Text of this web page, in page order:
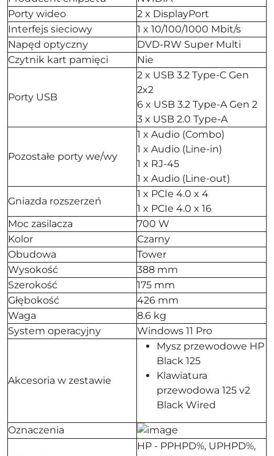
Porty wideo
2 x DisplayPort
Interfejs sieciowy
1 x 10/100/1000 Mbit/s
Napęd optyczny
DVD-RW Super Multi
Czytnik kart pamięci
Nie
Porty USB
2 x USB 3.2 Type-C Gen
2x2
6 x USB 3.2 Type-A Gen 2
3 x USB 2.0 Type-A
Pozostałe porty we/wy
1 x Audio (Combo)
1 x Audio (Line-in)
1 x RJ-45
1 x Audio (Line-out)
Gniazda rozszerzeń
1 x PCIe 4.0 x 4
1 x PCIe 4.0 x 16
Moc zasilacza
700 W
Kolor
Czarny
Obudowa
Tower
Wysokość
388 mm
Szerokość
175 mm
Głębokość
426 mm
Waga
8.6 kg
System operacyjny
Windows 11 Pro
Akcesoria w zestawie
Mysz przewodowe HP
Black 125
Klawiatura
przewodowa 125 v2
Black Wired
Oznaczenia
HP - PPHPD%, UPHPD%,